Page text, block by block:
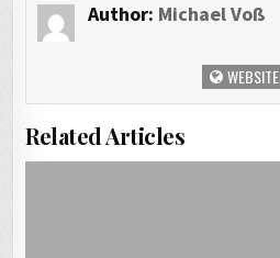
Author: Michael Voß
WEBSITE
Related Articles